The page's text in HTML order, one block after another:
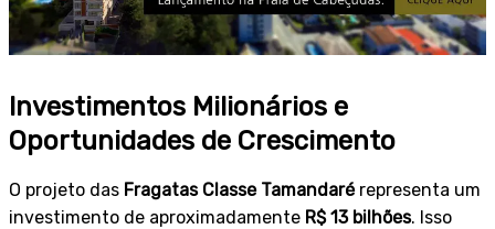
Investimentos Milionários e
Oportunidades de Crescimento
O projeto das Fragatas Classe Tamandarérepresenta um
investimento de aproximadamente R$ 13 bilhões. Isso